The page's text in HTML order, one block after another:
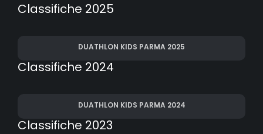
Classifiche 2025
DUATHLON KIDS PARMA 2025
Classifiche 2024
DUATHLON KIDS PARMA 2024
Classifiche 2023